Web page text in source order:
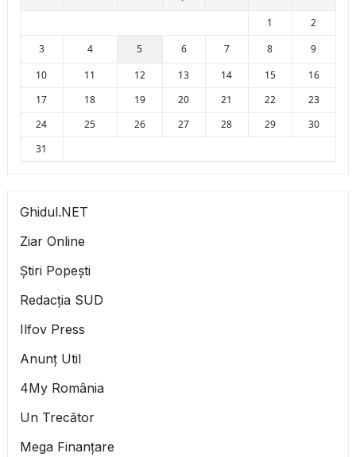
1
2
3
4 5 6 7 8
9
10
11 12 13 14 15
16
17
18 19 20 21 22
23
24
25 26 27 28 29
30
31
Ghidul.NET
Ziar Online
Știri Popești
Redacția SUD
Ilfov Press
Anunț Util
4My România
Un Trecător
Mega Finanțare